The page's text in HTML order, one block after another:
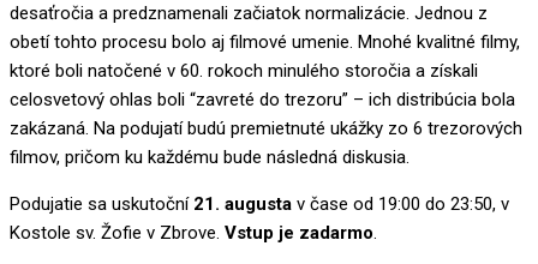
desaťročia a predznamenali začiatok normalizácie. Jednou z
obetí tohto procesu bolo aj filmové umenie. Mnohé kvalitné filmy,
ktoré boli natočené v 60. rokoch minulého storočia a získali
celosvetový ohlas boli “zavreté do trezoru” – ich distribúcia bola
zakázaná. Na podujatí budú premietnuté ukážky zo 6 trezorových
filmov, pričom ku každému bude následná diskusia.
Podujatie sa uskutoční 21. augusta v čase od 19:00 do 23:50, v
Kostole sv. Žofie v Zbrove. Vstup je zadarmo.